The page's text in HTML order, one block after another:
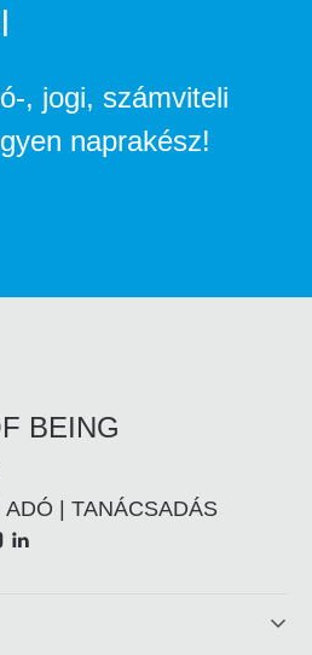
, jogi, számviteli
naprakész!
BEING
| TANÁCSADÁS